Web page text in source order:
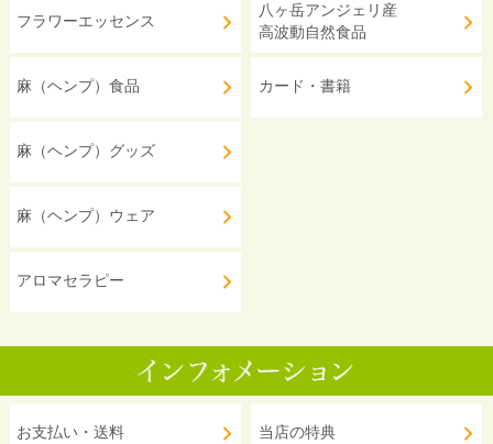
フラワーエッセンス
麻（ヘンプ）食品
麻（ヘンプ）グッズ
麻（ヘンプ）ウェア
アロマセラピー
八ヶ岳アンジェリ産
高波動自然食品
カード・書籍
お支払い・送料 当店の特典